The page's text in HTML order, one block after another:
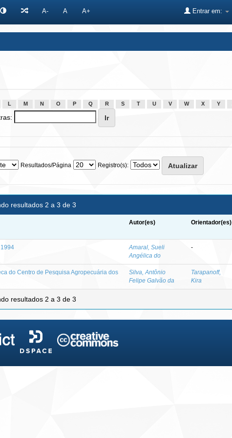
A- A A+ Entrar em:
L M N O P Q R S T U V W X Y
Resultados/Página Registro(s):
resultados 2 a 3 de 3
Autor(es) Orientador(es)
Amaral, Sueli
Angélica do
-
do Centro de Pesquisa Agropecuária dos
Silva, Antônio
Felipe Galvão da
Tarapanoff,
Kira
resultados 2 a 3 de 3